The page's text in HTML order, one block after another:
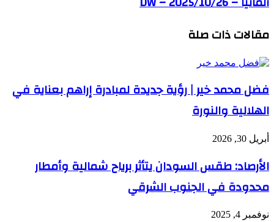
مقالات ذات صلة
فضل محمد خير | رؤية جديدة لمبادرة إراهم بعناية في
الهلالية والنورة
أبريل 30, 2026
الأرصاد: طقس السودان يتأثر برياح شمالية وأمطار
محدودة في الجنوب الشرقي
نوفمبر 4, 2025